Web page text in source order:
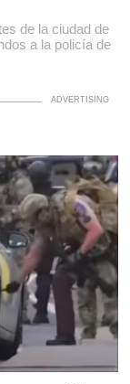
de la ciudad de
a la policía de